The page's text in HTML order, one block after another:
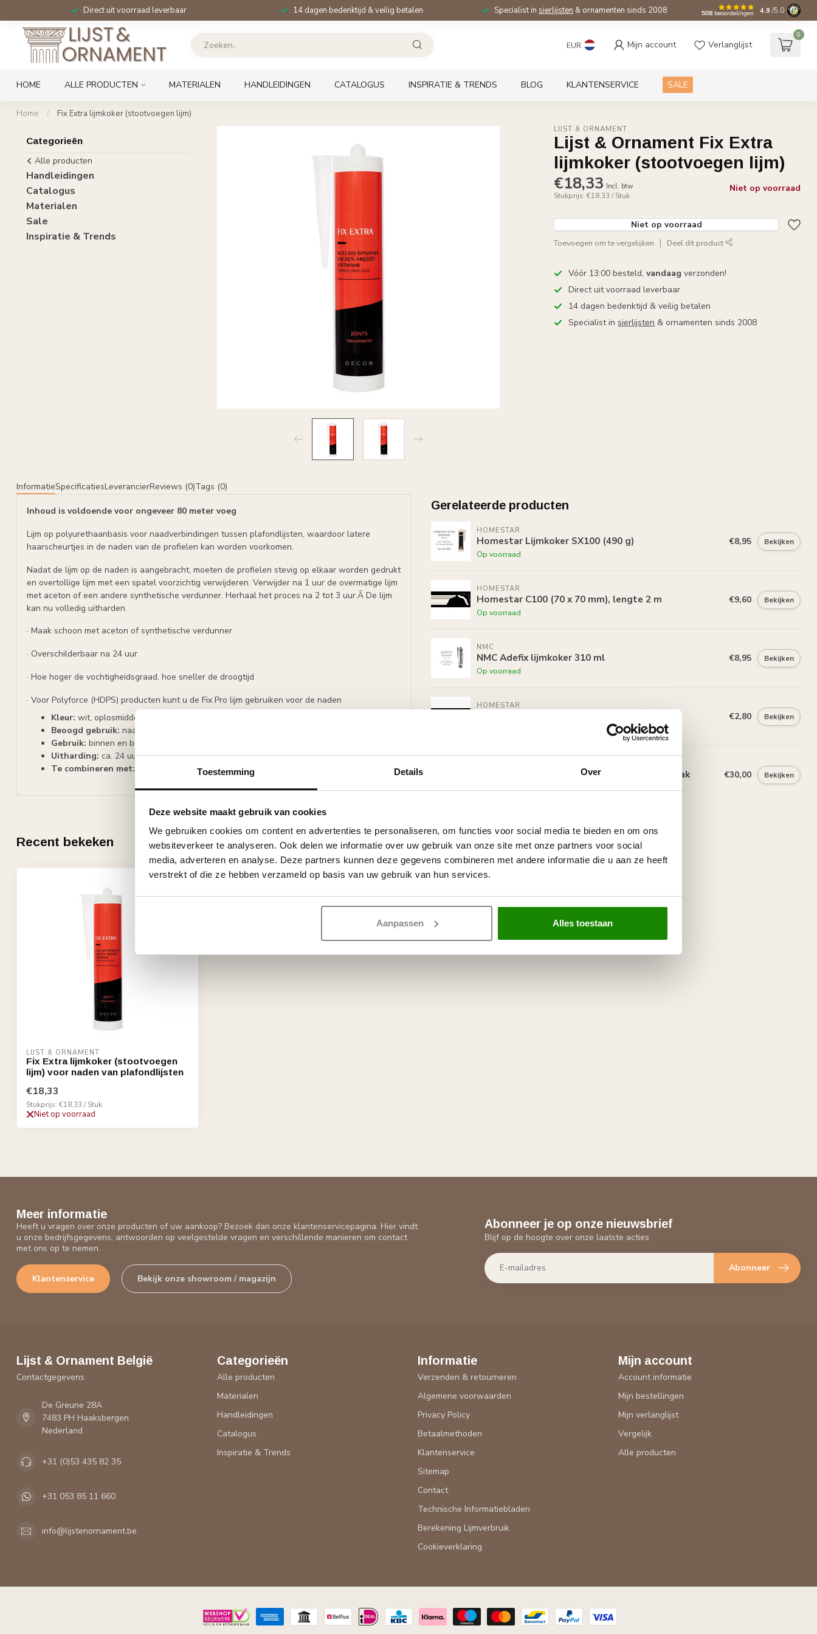
Toestemming Details Over
Deze website maakt gebruik van cookies
We gebruiken cookies om content en advertenties te personaliseren, om functies voor social media te bieden en om ons
websiteverkeer te analyseren. Ook delen we informatie over uw gebruik van onze site met onze partners voor social
media, adverteren en analyse. Deze partners kunnen deze gegevens combineren met andere informatie die u aan ze heeft
verstrekt of die ze hebben verzameld op basis van uw gebruik van hun services.
Aanpassen Alles toestaan
Direct uit voorraad leverbaar 14 dagen bedenktijd & veilig betalen Specialist in sierlijsten & ornamenten sinds 2008 508 beoordelingen 4.9 /5.0
EUR Mijn account Verlanglijst
0
HOME ALLE PRODUCTEN MATERIALEN HANDLEIDINGEN CATALOGUS INSPIRATIE & TRENDS BLOG KLANTENSERVICE SALE
Home / Fix Extra lijmkoker (stootvoegen lijm)
Categorieën
Alle producten
Handleidingen
Catalogus
Materialen
Sale
Inspiratie & Trends
LIJST & ORNAMENT
Lijst & Ornament Fix Extra
lijmkoker (stootvoegen lijm)
€18,33 Incl. btw
Stukprijs: €18,33 / Stuk
Niet op voorraad
Niet op voorraad
Toevoegen om te vergelijken Deel dit product
Vóór 13:00 besteld,vandaag verzonden!
Direct uit voorraad leverbaar
14 dagen bedenktijd & veilig betalen
Specialist in sierlijsten & ornamenten sinds 2008
InformatieSpecificatiesLeverancierReviews (0)Tags (0)
Inhoud is voldoende voor ongeveer 80 meter voeg
Lijm op polyurethaanbasis voor naadverbindingen tussen plafondlijsten, waardoor latere
haarscheurtjes in de naden van de profielen kan worden voorkomen.
Nadat de lijm op de naden is aangebracht, moeten de profielen stevig op elkaar worden gedrukt
en overtollige lijm met een spatel voorzichtig verwijderen. Verwijder na 1 uur de overmatige lijm
met aceton of een andere synthetische verdunner. Herhaal het proces na 2 tot 3 uur.Â De lijm
kan nu volledig uitharden.
· Maak schoon met aceton of synthetische verdunner
· Overschilderbaar na 24 uur
· Hoe hoger de vochtigheidsgraad, hoe sneller de droogtijd
· Voor Polyforce (HDPS) producten kunt u de Fix Pro lijm gebruiken voor de naden
Kleur: wit, oplosmiddelvrij en compatibel met verf
Beoogd gebruik: naadlijm voor stucelementen van PU
Gebruik: binnen en buiten
Uitharding: ca. 24 uur
Te combineren met: Adefix of Fix Pro montagelijm
Gerelateerde producten
HOMESTAR
Homestar Lijmkoker SX100 (490 g)
Op voorraad
€8,95 Bekijken
HOMESTAR
Homestar C100 (70 x 70 mm), lengte 2 m
Op voorraad
€9,60 Bekijken
NMC
NMC Adefix lijmkoker 310 ml
Op voorraad
€8,95 Bekijken
HOMESTAR
€2,80 Bekijken
Homestar SET Polystyreenzaag en Verstekbak €30,00 Bekijken
Recent bekeken
LIJST & ORNAMENT
Fix Extra lijmkoker (stootvoegen
lijm) voor naden van plafondlijsten
€18,33
Stukprijs: €18,33 / Stuk
Niet op voorraad
Meer informatie
Heeft u vragen over onze producten of uw aankoop? Bezoek dan onze klantenservicepagina. Hier vindt
u onze bedrijfsgegevens, antwoorden op veelgestelde vragen en verschillende manieren om contact
met ons op te nemen.
Klantenservice Bekijk onze showroom / magazijn
Abonneer je op onze nieuwsbrief
Blijf op de hoogte over onze laatste acties
Abonneer
Lijst & Ornament België
Contactgegevens
De Greune 28A
7483 PH Haaksbergen
Nederland
+31 (0)53 435 82 35
+31 053 85 11 660
info@lijstenornament.be
Categorieën
Alle producten
Materialen
Handleidingen
Catalogus
Inspiratie & Trends
Informatie
Verzenden & retourneren
Algemene voorwaarden
Privacy Policy
Betaalmethoden
Klantenservice
Sitemap
Contact
Technische Informatiebladen
Berekening Lijmverbruik
Cookieverklaring
Mijn account
Account informatie
Mijn bestellingen
Mijn verlanglijst
Vergelijk
Alle producten